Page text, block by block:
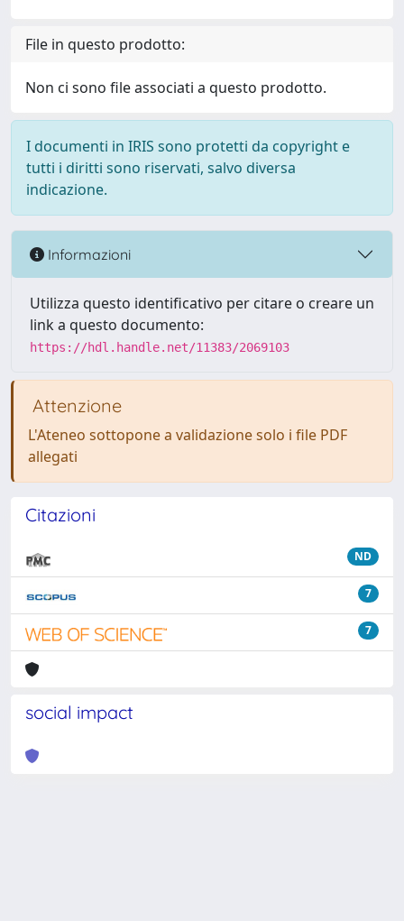
File in questo prodotto:
Non ci sono file associati a questo prodotto.
I documenti in IRIS sono protetti da copyright e
tutti i diritti sono riservati, salvo diversa
indicazione.
Informazioni
Utilizza questo identificativo per citare o creare un
link a questo documento:
https://hdl.handle.net/11383/2069103
Attenzione
L'Ateneo sottopone a validazione solo i file PDF
allegati
Citazioni
ND
7
7
social impact